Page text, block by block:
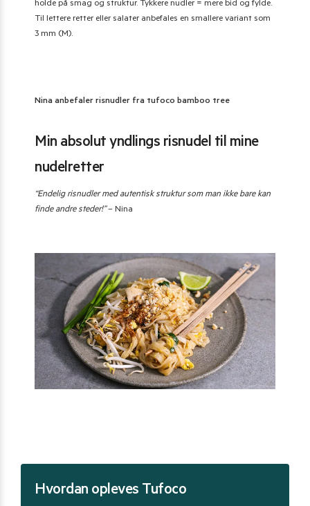
holde på smag og struktur. Tykkere nudler = mere bid og fylde.
Til lettere retter eller salater anbefales en smallere variant som
3 mm (M).
Nina anbefaler risnudler fra tufoco bamboo tree
Min absolut yndlings risnudel til mine
nudelretter
“Endelig risnudler med autentisk struktur som man ikke bare kan
finde andre steder!”– Nina
Hvordan opleves Tufoco